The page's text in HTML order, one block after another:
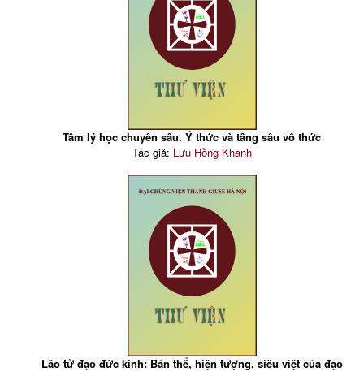
Tâm lý học chuyên sâu. Ý thức và tầng sâu vô thức
Tác giả: Lưu Hồng Khanh
Lão tử đạo đức kinh: Bản thể, hiện tượng, siêu việt của đạo